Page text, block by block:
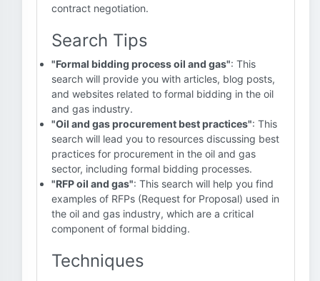
contract negotiation.
Search Tips
"Formal bidding process oil and gas": This
search will provide you with articles, blog posts,
and websites related to formal bidding in the oil
and gas industry.
"Oil and gas procurement best practices": This
search will lead you to resources discussing best
practices for procurement in the oil and gas
sector, including formal bidding processes.
"RFP oil and gas": This search will help you find
examples of RFPs (Request for Proposal) used in
the oil and gas industry, which are a critical
component of formal bidding.
Techniques